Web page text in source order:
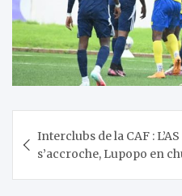
de
l’article
Interclubs de la CAF :
s’accroche, Lupopo en